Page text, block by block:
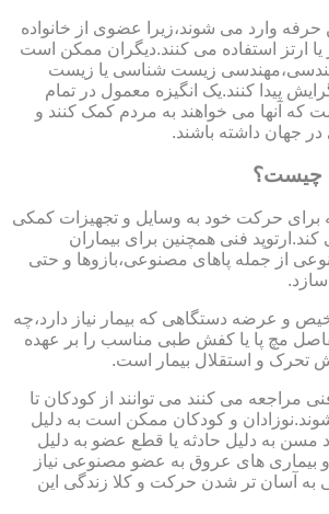
حرفه وارد می شوند،زیرا عضوی از خانواده
یا ارتز استفاده می کنند.دیگران ممکن است
مهندسی،مهندسی زیست شناسی یا زیست
پیدا کنند.یک انگیزه معمول در تمام
که آنها می خواهند به مردم کمک کنند و
جهان داشته باشند.
چیست؟
که برای حرکت خود به وسایل و تجهیزات کمکی
کند.ارتوپد فنی همچنین برای بیماران
از جمله پاهای مصنوعی،بازوها و حتی
و عرضه دستگاهی که بیمار نیاز دارد،چه
مچ پا یا کفش طبی مناسب را بر عهده
تحرک و استقلال بیمار است.
فنی مراجعه می کنند می توانند از کودکان تا
و کودکان ممکن است به دلیل
مسن به دلیل حادثه یا قطع عضو به دلیل
و بیماری های عروق به عضو مصنوعی نیاز
به آسان تر شدن حرکت و کلا زندگی این